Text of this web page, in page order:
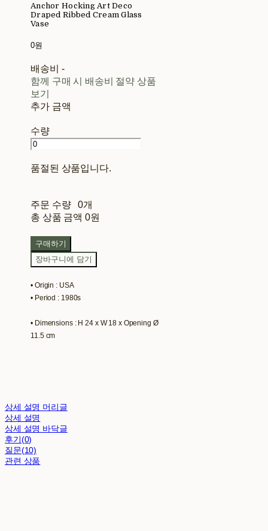
Anchor Hocking Art Deco
Draped Ribbed Cream Glass
Vase
0원
배송비 -
함께 구매 시 배송비 절약 상품
보기
추가 금액
수량
품절된 상품입니다.
주문 수량
0개
총 상품 금액 0원
구매하기
장바구니에 담기
• Origin : USA
• Period : 1980s
• Dimensions : H 24 x W 18 x Opening Ø
11.5 cm
상세 설명 머리글
상세 설명
상세 설명 바닥글
후기(0)
질문(10)
관련 상품